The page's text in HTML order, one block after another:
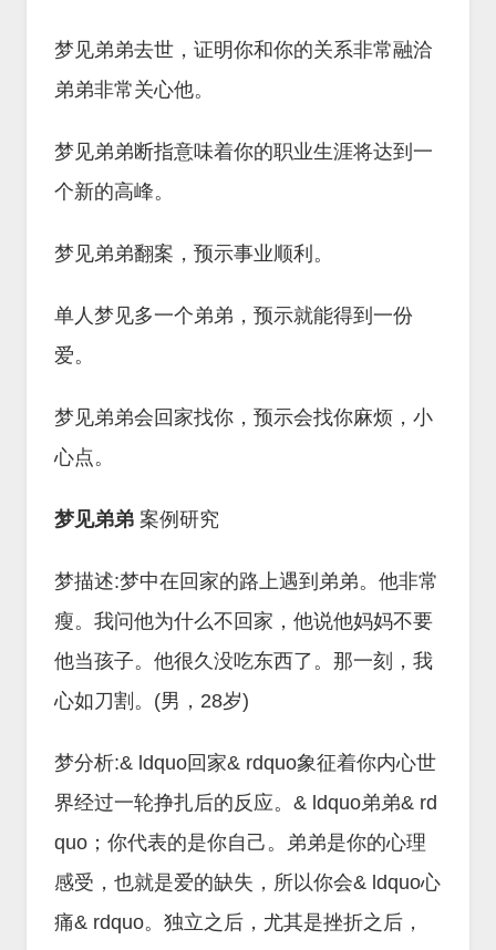
梦见弟弟去世，证明你和你的关系非常融洽
弟弟非常关心他。
梦见弟弟断指意味着你的职业生涯将达到一
个新的高峰。
梦见弟弟翻案，预示事业顺利。
单人梦见多一个弟弟，预示就能得到一份
爱。
梦见弟弟会回家找你，预示会找你麻烦，小
心点。
梦见弟弟 案例研究
梦描述:梦中在回家的路上遇到弟弟。他非常
瘦。我问他为什么不回家，他说他妈妈不要
他当孩子。他很久没吃东西了。那一刻，我
心如刀割。(男，28岁)
梦分析:& ldquo回家& rdquo象征着你内心世
界经过一轮挣扎后的反应。& ldquo弟弟& rd
quo；你代表的是你自己。弟弟是你的心理
感受，也就是爱的缺失，所以你会& ldquo心
痛& rdquo。独立之后，尤其是挫折之后，